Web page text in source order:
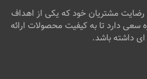
رضایت مشتریان خود که یکی از اهداف
دارد تا به کیفیت محصولات ارائه
داشته باشد.